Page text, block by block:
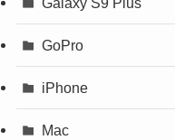
GoPro
iPhone
Mac